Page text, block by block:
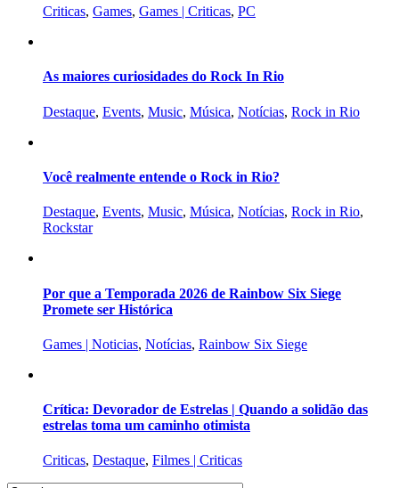
Criticas, Games, Games | Criticas, PC
As maiores curiosidades do Rock In Rio
Destaque, Events, Music, Música, Notícias, Rock in Rio
Você realmente entende o Rock in Rio?
Destaque, Events, Music, Música, Notícias, Rock in Rio,
Rockstar
Por que a Temporada 2026 de Rainbow Six Siege
Promete ser Histórica
Games | Noticias, Notícias, Rainbow Six Siege
Crítica: Devorador de Estrelas | Quando a solidão das
estrelas toma um caminho otimista
Criticas, Destaque, Filmes | Criticas